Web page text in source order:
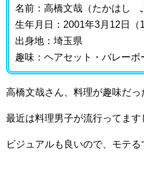
名前：高橋文哉（たかはし
生年月日：2001年3月12日
出身地：埼玉県
趣味：ヘアセット・バレーボ
高橋文哉さん、料理が趣味だっ
最近は料理男子が流行ってます
ビジュアルも良いので、モテる